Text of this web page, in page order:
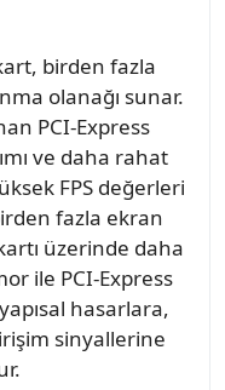
birden fazla
olanağı sunar.
PCI-Express
ve daha rahat
FPS değerleri
fazla ekran
üzerinde daha
ile PCI-Express
hasarlara,
sinyallerine